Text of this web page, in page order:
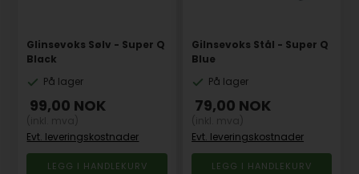
Glinsevoks Sølv - Super Q
Black
På lager
99,00 NOK
Evt. leveringskostnader
Gilnsevoks Stål - Super Q
Blue
På lager
79,00 NOK
Evt. leveringskostnader